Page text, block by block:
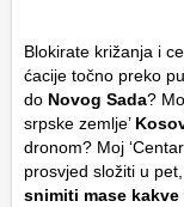
Blokirate križanja i
ćacije točno preko
do Novog Sada?
srpske zemlje’
dronom? Moj
prosvjed složiti u
snimiti mase